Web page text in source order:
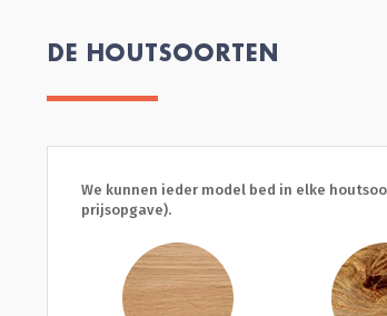
DE HOUTSOORTEN
We kunnen ieder model bed in elke
prijsopgave).